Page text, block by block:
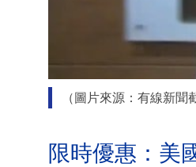
（圖片來源：有線新聞
限時優惠：美